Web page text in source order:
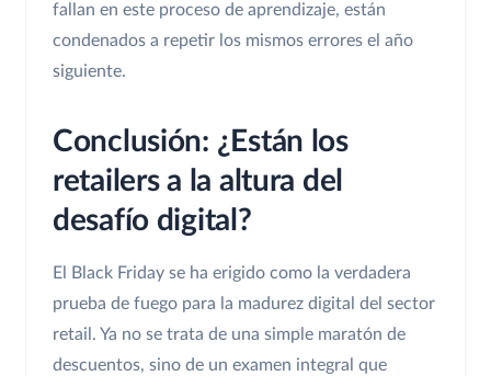
fallan en este proceso de aprendizaje, están
condenados a repetir los mismos errores el año
siguiente.
Conclusión: ¿Están los
retailers a la altura del
desafío digital?
El Black Friday se ha erigido como la verdadera
prueba de fuego para la madurez digital del sector
retail. Ya no se trata de una simple maratón de
descuentos, sino de un examen integral que